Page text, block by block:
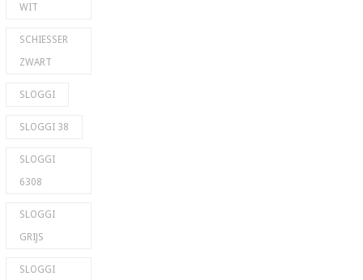
WIT
SCHIESSER
ZWART
SLOGGI
SLOGGI 38
SLOGGI
6308
SLOGGI
GRIJS
SLOGGI